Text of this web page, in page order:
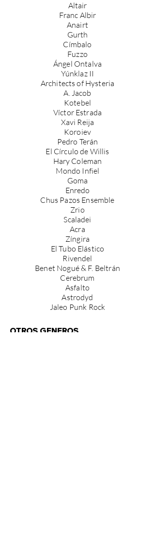
Altair
Franc Albir
Anairt
Gurth
Címbalo
Fuzzo
Ángel Ontalva
Yúnklaz II
Architects of Hysteria
A. Jacob
Kotebel
Víctor Estrada
Xavi Reija
Koroiev
Pedro Terán
El Círculo de Willis
Hary Coleman
Mondo Infiel
Goma
Enredo
Chus Pazos Ensemble
Zrio
Scaladei
Acra
Zíngira
El Tubo Elástico
Rivendel
Benet Nogué & F. Beltrán
Cerebrum
Asfalto
Astrodyd
Jaleo Punk Rock
OTROS GENEROS